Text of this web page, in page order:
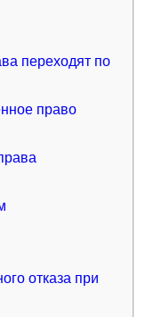
переходят по
право
отказа при